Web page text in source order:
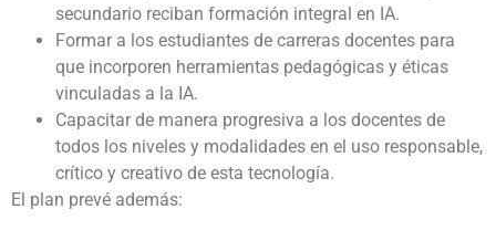
secundario reciban formación integral en IA.
Formar a los estudiantes de carreras docentes para
que incorporen herramientas pedagógicas y éticas
vinculadas a la IA.
Capacitar de manera progresiva a los docentes de
todos los niveles y modalidades en el uso responsable,
crítico y creativo de esta tecnología.
El plan prevé además: